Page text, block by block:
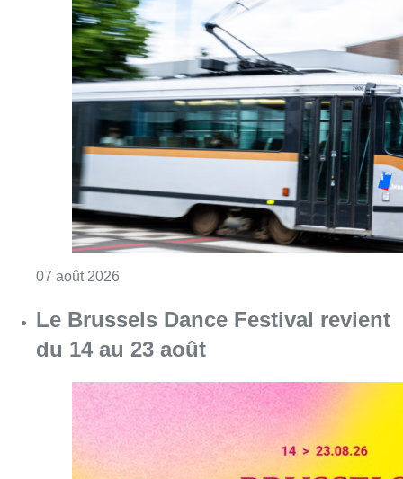
07 août 2026
Le Brussels Dance Festival revient
du 14 au 23 août